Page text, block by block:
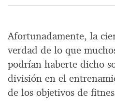
Afortunadamente, la
verdad de lo que
podrían haberte dicho
división en el
de los objetivos de